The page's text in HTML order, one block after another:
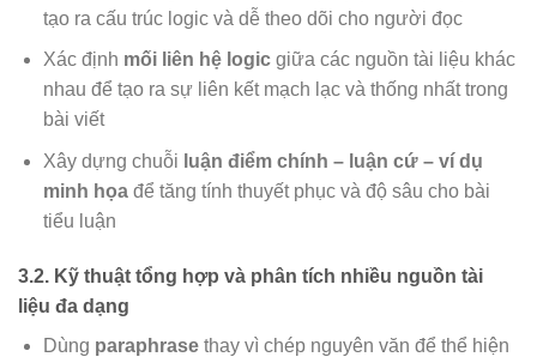
tạo ra cấu trúc logic và dễ theo dõi cho người đọc
Xác định mối liên hệ logicgiữa các nguồn tài liệu khác
nhau để tạo ra sự liên kết mạch lạc và thống nhất trong
bài viết
Xây dựng chuỗi luận điểm chính – luận cứ – ví dụ
minh họađể tăng tính thuyết phục và độ sâu cho bài
tiểu luận
3.2. Kỹ thuật tổng hợp và phân tích nhiều nguồn tài
liệu đa dạng
Dùng paraphrasethay vì chép nguyên văn để thể hiện